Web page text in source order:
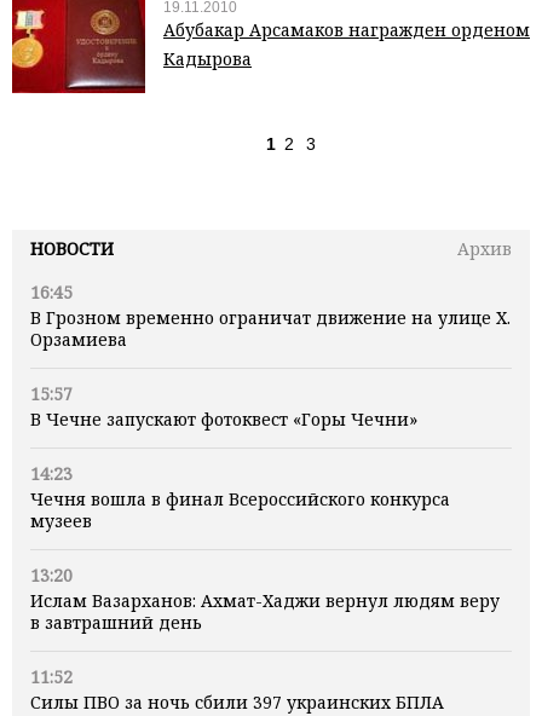
НОВОСТИ
Архив
16:45
В Грозном временно ограничат движение на улице Х.
Орзамиева
15:57
В Чечне запускают фотоквест «Горы Чечни»
14:23
Чечня вошла в финал Всероссийского конкурса
музеев
13:20
Ислам Вазарханов: Ахмат-Хаджи вернул людям веру
в завтрашний день
11:52
Силы ПВО за ночь сбили 397 украинских БПЛА
19.11.2010
Абубакар Арсамаков награжден орденом
Кадырова
1 2 3